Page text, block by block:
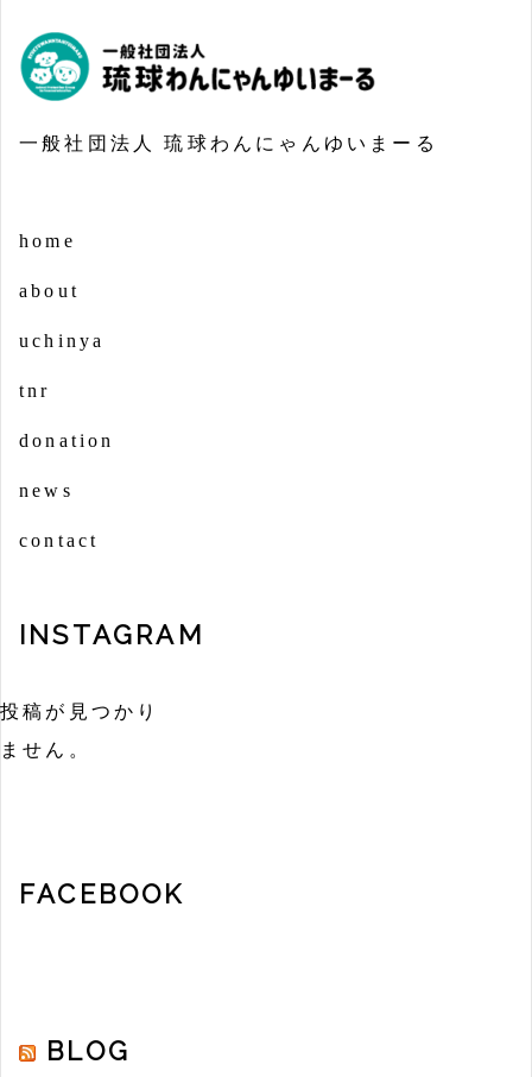
一般社団法人 琉球わんにゃんゆいまーる
home
about
uchinya
tnr
donation
news
contact
INSTAGRAM
投稿が見つかり
ません。
FACEBOOK
BLOG